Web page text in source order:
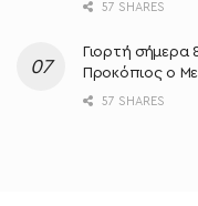
57 SHARES
Γιορτή σήμερα
Προκόπιος ο
57 SHARES